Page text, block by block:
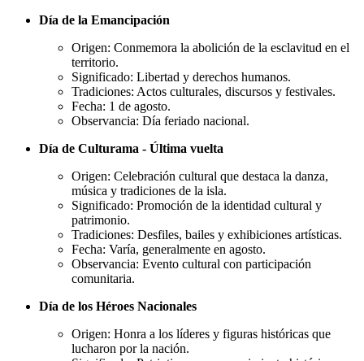
Día de la Emancipación
Origen: Conmemora la abolición de la esclavitud en el
territorio.
Significado: Libertad y derechos humanos.
Tradiciones: Actos culturales, discursos y festivales.
Fecha: 1 de agosto.
Observancia: Día feriado nacional.
Día de Culturama - Última vuelta
Origen: Celebración cultural que destaca la danza,
música y tradiciones de la isla.
Significado: Promoción de la identidad cultural y
patrimonio.
Tradiciones: Desfiles, bailes y exhibiciones artísticas.
Fecha: Varía, generalmente en agosto.
Observancia: Evento cultural con participación
comunitaria.
Día de los Héroes Nacionales
Origen: Honra a los líderes y figuras históricas que
lucharon por la nación.